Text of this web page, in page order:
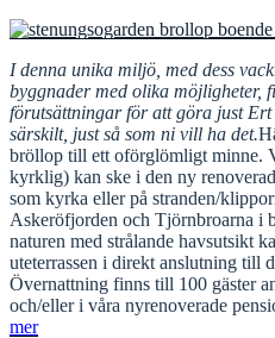
I denna unika miljö, med dess
byggnader med olika möjligheter,
förutsättningar för att göra just
särskilt, just så som ni vill ha det.
bröllop till ett oförglömligt minne.
kyrklig) kan ske i den ny
som kyrka eller på stranden/
Askeröfjorden och Tjörnbroarna i
naturen med strålande havsutsikt
uteterrassen i direkt anslutning till
Övernattning finns till 100 gäster
och/eller i våra nyrenoverade
mer